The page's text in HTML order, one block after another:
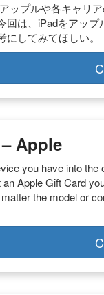
ップルや各キャリ
回は、iPadをアッ
してみてほしい。
Apple
you have into
Apple Gift Card
the model or